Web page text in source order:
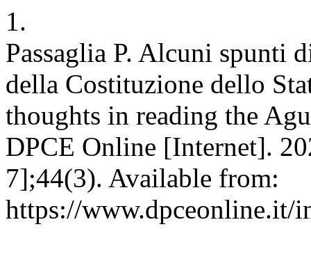
1.
Passaglia P. Alcuni spunti
della Costituzione dello
thoughts in reading the
DPCE Online [Internet].
7];44(3). Available from:
https://www.dpceonline.it/